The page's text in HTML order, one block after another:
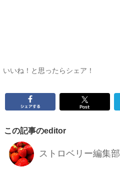
いいね！と思ったらシェア！
この記事のeditor
ストロベリー編集部